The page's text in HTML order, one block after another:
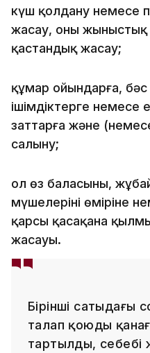
күш қолдану немесе
жасау, оның жыныстық
қастандық жасау;
құмар ойындарға, бәс
ішімдіктерге немесе
заттарға және
салыну;
ол өз баласының,
мүшелерінің өміріне
қарсы қасақана
жасауы.
Бірінші сатыдағы
талап қоюды
тартылды, себебі